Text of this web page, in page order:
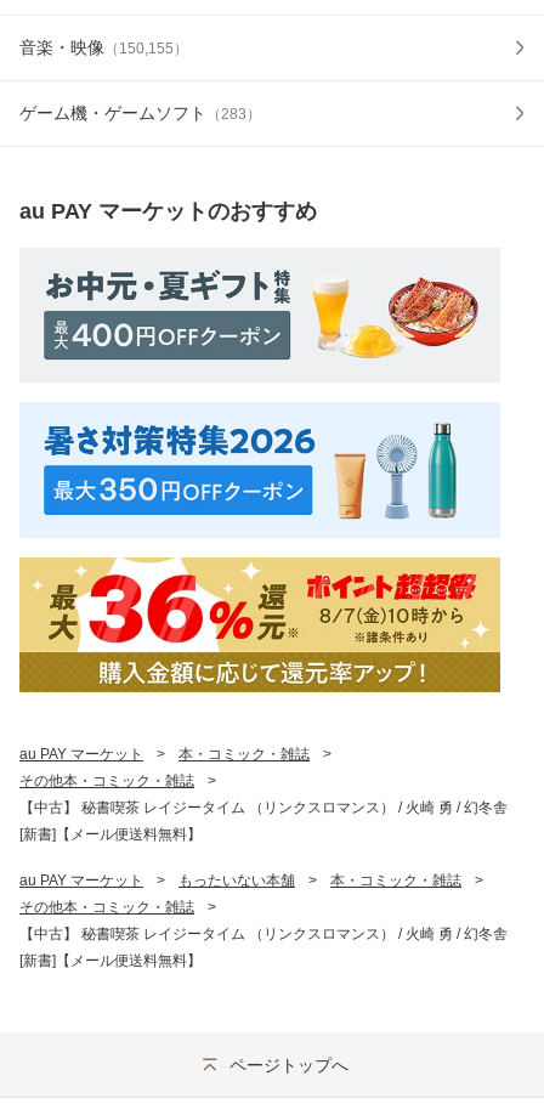
音楽・映像 （ 150,155 ）
ゲーム機・ゲームソフト （283 ）
au PAY マーケットのおすすめ
au PAY マーケット > 本・コミック・雑誌
>
その他本・コミック・雑誌
>
【中古】 秘書喫茶 レイジータイム （リンクスロマンス） / 火崎 勇 / 幻冬舎
[新書]【メール便送料無料】
au PAY マーケット > もったいない本舗 > 本・コミック・雑誌
>
その他本・コミック・雑誌
>
【中古】 秘書喫茶 レイジータイム （リンクスロマンス） / 火崎 勇 / 幻冬舎
[新書]【メール便送料無料】
ページトップへ